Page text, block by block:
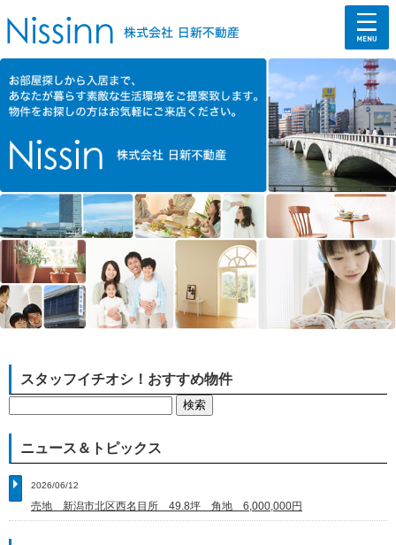
スタッフイチオシ！おすすめ物件
ニュース＆トピックス
2026/06/12
売地 新潟市北区西名目所 49.8坪 角地 6,000,000円